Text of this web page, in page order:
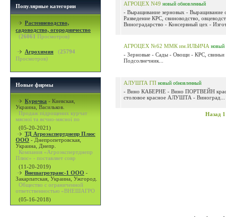
Популярные категории
Растениеводство,
садоводство, огородничество
(26061 Просмотров)
Агрохимия (25794
Просмотров)
Новые фирмы
Курочка - Киевская,
Украина, Васильков.
Продаж підрощених курчат
мясної та яєчно-мясної по
(05-20-2021)
ТД Агроэкспертднепр Плюс
ООО - Днепропетровская,
Украина, Днепр.
Компания «Агроэкспертднепр
Плюс» - поставляет совр
(11-20-2019)
Внешагротранс-1 ООО -
Закарпатская, Украина, Ужгород.
Общество с ограниченной
ответственностью «ВНЕШАГРО
(05-16-2018)
АГРОЦЕХ N49 новый обновленный
- Выращивание зерновых - Выращивание
Разведение КРС, свиноводство,
Виноградарство - Консервный цех -
АГРОЦЕХ №62 ММК им.ИЛЬИЧА новый
- Зерновые - Сады - Овощи - КРС, свиньи
Подсолнечник...
АЛУШТА ГП новый обновленный
- Вино КАБЕРНЕ - Вино ПОРТВЕЙН
столовое красное АЛУШТА - Виноград...
Назад 1